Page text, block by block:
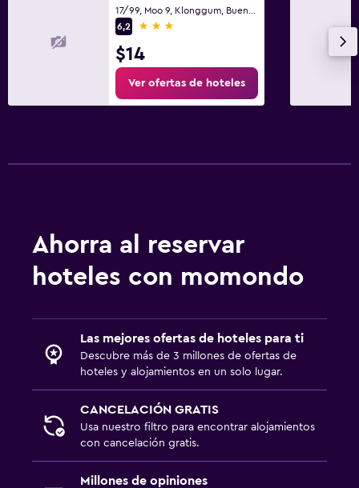
6,2
3 estrellas
$14
Ver ofertas de hoteles
Ahorra al reservar
hoteles con momondo
Las mejores ofertas de hoteles para ti
Descubre más de 3 millones de ofertas de
hoteles y alojamientos en un solo lugar.
CANCELACIÓN GRATIS
Usa nuestro filtro para encontrar alojamientos
con cancelación gratis.
Millones de opiniones